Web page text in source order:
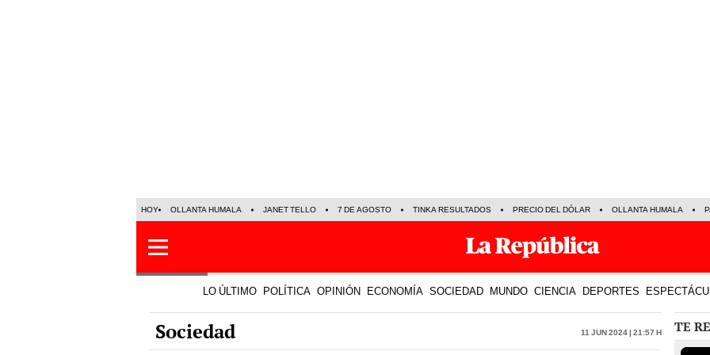
HOY OLLANTA HUMALA JANET TELLO 7 DE AGOSTO TINKA RESULTADOS PRECIO DEL DÓLAR OLLANTA HUMALA
LO ÚLTIMO POLÍTICA OPINIÓN ECONOMÍA SOCIEDAD MUNDO CIENCIA DEPORTES
Sociedad 11 Jun 2024 | 21:57 h TE